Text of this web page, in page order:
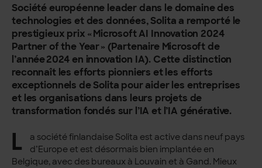
Société européenne leader dans le domaine des
technologies et des données, Solita a remporté le
prestigieux prix « Microsoft AI Innovation 2024
Partner of the Year » (Partenaire Microsoft de
l’année 2024 en innovation IA). Cette distinction
reconnaît les efforts pionniers et les efforts
exceptionnels de Solita pour aider les entreprises
et les organisations dans leurs projets de
transformation fondés sur l’IA et l’IA générative.
L
a société finlandaise Solita est active dans neuf pays
d’Europe et est désormais bien implantée en
Belgique, avec des bureaux à Louvain et à Gand. Mieux